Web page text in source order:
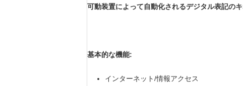
可動装置によって自動化されるデジタル表記の
基本的な機能:
インターネット/情報アクセス